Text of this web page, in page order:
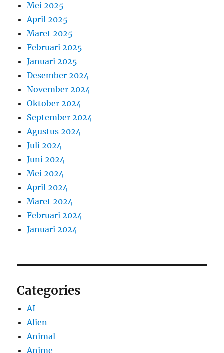
Mei 2025
April 2025
Maret 2025
Februari 2025
Januari 2025
Desember 2024
November 2024
Oktober 2024
September 2024
Agustus 2024
Juli 2024
Juni 2024
Mei 2024
April 2024
Maret 2024
Februari 2024
Januari 2024
Categories
AI
Alien
Animal
Anime